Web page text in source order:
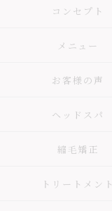
コンセプト
メニュー
お客様の声
ヘッドスパ
縮毛矯正
トリートメント